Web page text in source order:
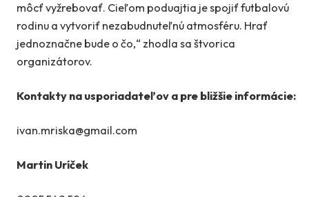
môcť vyžrebovať. Cieľom poduajtia je spojiť futbalovú
rodinu a vytvoriť nezabudnuteľnú atmosféru. Hrať
jednoznačne bude o čo,“ zhodla sa štvorica
organizátorov.
Kontakty na usporiadateľov a pre bližšie informácie:
ivan.mriska@gmail.com
Martin Uríček